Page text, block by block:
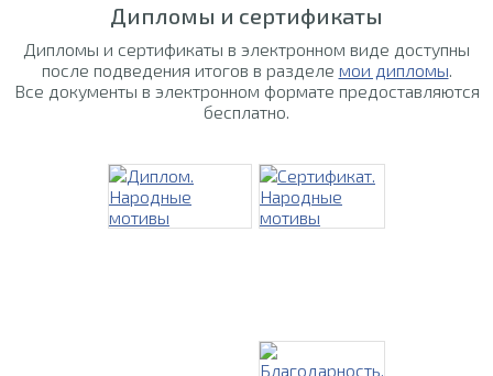
Дипломы и сертификаты
Дипломы и сертификаты в электронном виде доступны
после подведения итогов в разделе мои дипломы.
Все документы в электронном формате предоставляются
бесплатно.